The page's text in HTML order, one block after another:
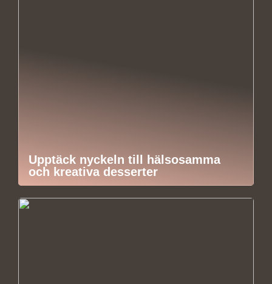
Upptäck nyckeln till hälsosamma
och kreativa desserter